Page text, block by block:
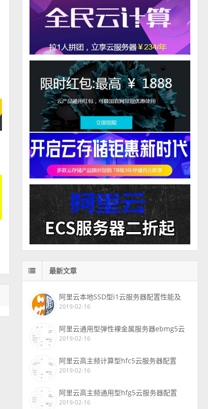
最新文章
阿里云本地SSD型i1云服务器配置性能及
2019-02-16
阿里云通用型弹性裸金属服务器ebmg5云
2019-02-16
阿里云高主频计算型hfc5云服务器配置
2019-02-16
阿里云高主频通用型hfg5云服务器配置
2019-02-16